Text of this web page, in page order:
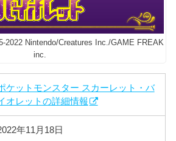
2022 Nintendo/Creatures Inc./GAME FREAK
inc.
ケットモンスター スカーレット・バ
オレットの詳細情報
年11月18日